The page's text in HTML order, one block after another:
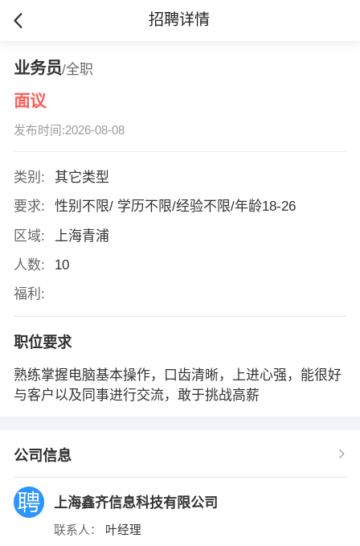
招聘详情
业务员/全职
面议
发布时间:2026-08-08
类别:
其它类型
要求:
性别不限/ 学历不限/经验不限/年龄18-26
区域:
上海青浦
人数:
10
福利:
职位要求
熟练掌握电脑基本操作，口齿清晰，上进心强，能很好
与客户以及同事进行交流，敢于挑战高薪
公司信息
上海鑫齐信息科技有限公司
联系人： 叶经理